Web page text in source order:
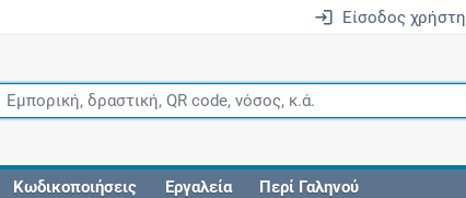
Είσοδος χρήστη
Κωδικοποιήσεις Εργαλεία Περί Γαληνού